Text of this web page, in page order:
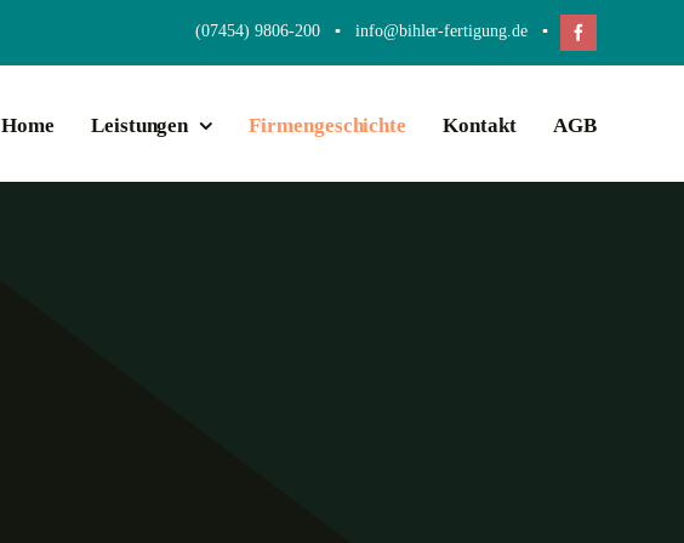
(07454) 9806-200 ▪ info@bihler-fertigung.de ▪
Home Leistungen Firmengeschichte Kontakt AGB